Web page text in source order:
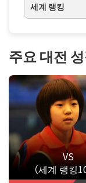
세계 랭킹
주요 대전
VS
（세계 랭킹